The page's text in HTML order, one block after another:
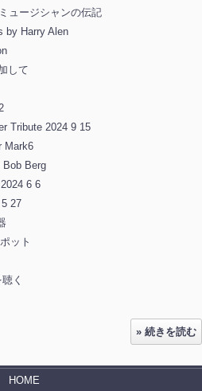
ュージシャンの伝記
by Harry Alen
して
Tribute 2024 9 15
Mark6
Bob Berg
6 6
27
ット
く
» 続きを読む
HOME